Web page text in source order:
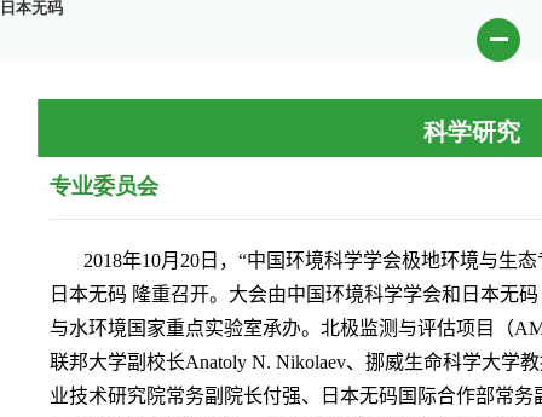
日本无码
科学研究
专业委员会
2018年10月 20 日，“中国环境科学学会极地环境与生
日本无码 隆重召开。大会由中国环境科学学会和日本无
与水环境国家重点实验室承办。北极监测与评估项目（
联邦大学副校长Anatoly N. Nikolaev、挪威生命科学大学
业技术研究院常务副院长付强、日本无码国际合作部常